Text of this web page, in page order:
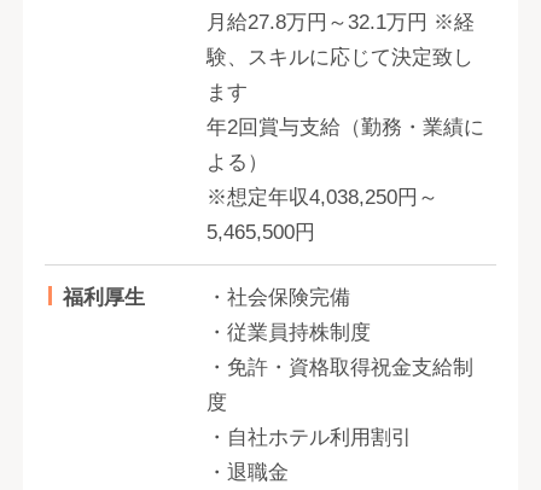
月給27.8万円～32.1万円 ※経
験、スキルに応じて決定致し
ます
年2回賞与支給（勤務・業績に
よる）
※想定年収4,038,250円～
5,465,500円
福利厚生
・社会保険完備
・従業員持株制度
・免許・資格取得祝金支給制
度
・自社ホテル利用割引
・退職金